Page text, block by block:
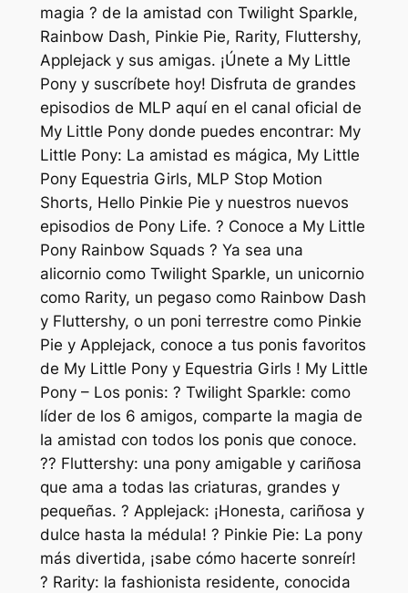
magia ? de la amistad con Twilight Sparkle,
Rainbow Dash, Pinkie Pie, Rarity, Fluttershy,
Applejack y sus amigas. ¡Únete a My Little
Pony y suscríbete hoy! Disfruta de grandes
episodios de MLP aquí en el canal oficial de
My Little Pony donde puedes encontrar: My
Little Pony: La amistad es mágica, My Little
Pony Equestria Girls, MLP Stop Motion
Shorts, Hello Pinkie Pie y nuestros nuevos
episodios de Pony Life. ? Conoce a My Little
Pony Rainbow Squads ? Ya sea una
alicornio como Twilight Sparkle, un unicornio
como Rarity, un pegaso como Rainbow Dash
y Fluttershy, o un poni terrestre como Pinkie
Pie y Applejack, conoce a tus ponis favoritos
de My Little Pony y Equestria Girls ! My Little
Pony – Los ponis: ? Twilight Sparkle: como
líder de los 6 amigos, comparte la magia de
la amistad con todos los ponis que conoce.
?? Fluttershy: una pony amigable y cariñosa
que ama a todas las criaturas, grandes y
pequeñas. ? Applejack: ¡Honesta, cariñosa y
dulce hasta la médula! ? Pinkie Pie: La pony
más divertida, ¡sabe cómo hacerte sonreír!
? Rarity: la fashionista residente, conocida